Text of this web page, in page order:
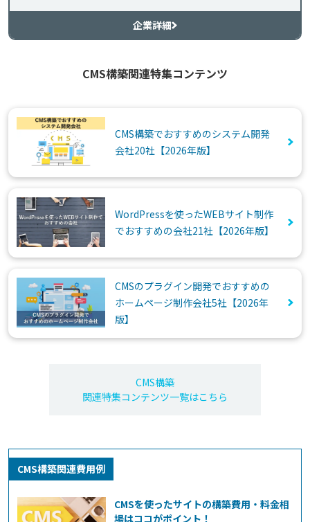
企業詳細
CMS構築関連特集コンテンツ
CMS構築でおすすめのシステム開発
会社20社【2026年版】
WordPressを使ったWEBサイト制作
でおすすめの会社21社【2026年版】
CMSのプラグイン開発でおすすめの
ホームページ制作会社5社【2026年
版】
CMS構築
関連特集コンテンツ一覧はこちら
CMS構築関連費用例
CMSを使ったサイトの構築費用・料金相
場はココがポイント！